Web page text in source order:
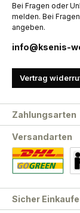
Bei Fragen oder
melden. Bei
angeben.
info@ksenis-
Vertrag
Zahlungsarten
Versandarten
Sicher